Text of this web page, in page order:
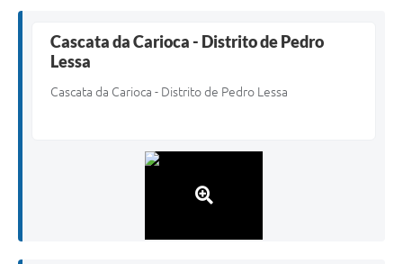
Cascata da Carioca - Distrito de Pedro
Lessa
Cascata da Carioca - Distrito de Pedro Lessa